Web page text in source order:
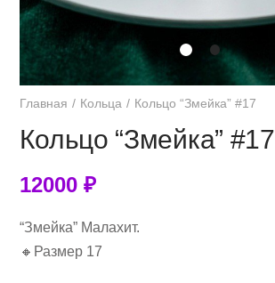
Главная Кольца Кольцо “Змейка” #17
Кольцо “Змейка” #17
12000₽
“Змейка” Малахит.
🔸Размер 17